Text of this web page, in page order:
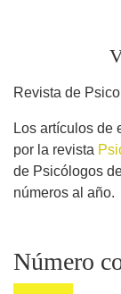
Revista de
Los artículos de
por la revista
de Psicólogos
números al año.
Número